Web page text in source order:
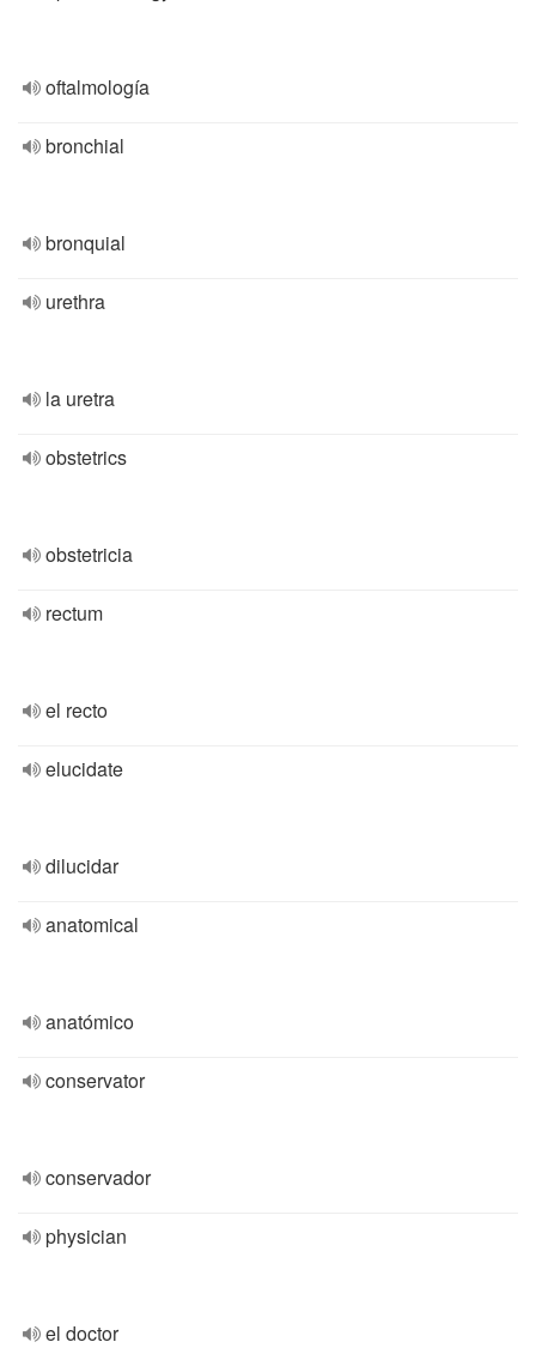
oftalmología
bronchial
bronquial
urethra
la uretra
obstetrics
obstetricia
rectum
el recto
elucidate
dilucidar
anatomical
anatómico
conservator
conservador
physician
el doctor